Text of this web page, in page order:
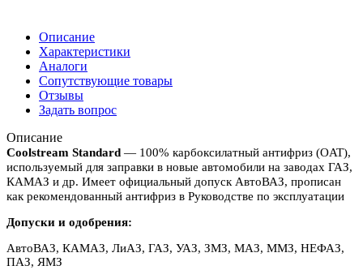
Описание
Характеристики
Аналоги
Сопутствующие товары
Отзывы
Задать вопрос
Описание
Coolstream Standard — 100% карбоксилатный антифриз (OAT),
используемый для заправки в новые автомобили на заводах ГАЗ,
КАМАЗ и др. Имеет официальный допуск АвтоВАЗ, прописан
как рекомендованный антифриз в Руководстве по эксплуатации
Допуски и одобрения:
АвтоВАЗ, КАМАЗ, ЛиАЗ, ГАЗ, УАЗ, ЗМЗ, МАЗ, ММЗ, НЕФАЗ,
ПАЗ, ЯМЗ